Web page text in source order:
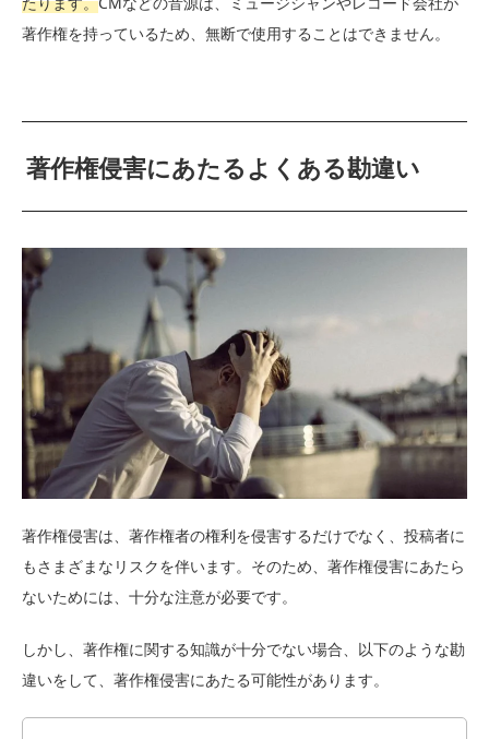
著作権を持っているため、無断で使用することはできません。
著作権侵害にあたるよくある勘違い
著作権侵害は、著作権者の権利を侵害するだけでなく、投稿者に
もさまざまなリスクを伴います。そのため、著作権侵害にあたら
ないためには、十分な注意が必要です。
しかし、著作権に関する知識が十分でない場合、以下のような勘
違いをして、著作権侵害にあたる可能性があります。